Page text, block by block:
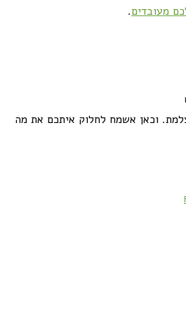
מעובדים.
וכאן אשמח לחלוק איתכם את מה